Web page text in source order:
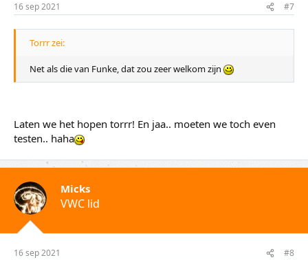
16 sep 2021 #7
Torrr zei:
Net als die van Funke, dat zou zeer welkom zijn
Laten we het hopen torrr! En jaa.. moeten we toch even
testen.. haha
Micks
VWC lid
16 sep 2021 #8